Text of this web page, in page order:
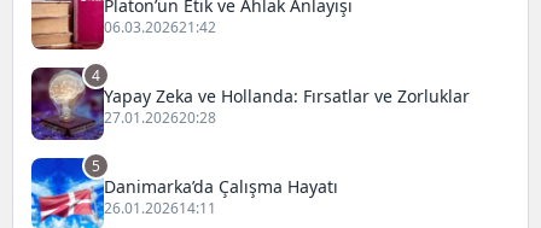
Platon’un Etik ve Ahlak Anlayışı
06.03.202621:42
4
Yapay Zeka ve Hollanda: Fırsatlar ve Zorluklar
27.01.202620:28
5
Danimarka’da Çalışma Hayatı
26.01.202614:11